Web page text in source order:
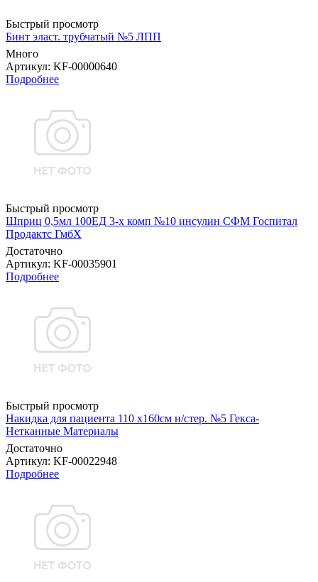
Быстрый просмотр
Бинт эласт. трубчатый №5 ЛПП
Много
Артикул: KF-00000640
Подробнее
Быстрый просмотр
Шприц 0,5мл 100ЕД 3-х комп №10 инсулин СФМ Госпитал
Продактс ГмбХ
Достаточно
Артикул: KF-00035901
Подробнее
Быстрый просмотр
Накидка для пациента 110 х160см н/стер. №5 Гекса-
Нетканные Материалы
Достаточно
Артикул: KF-00022948
Подробнее